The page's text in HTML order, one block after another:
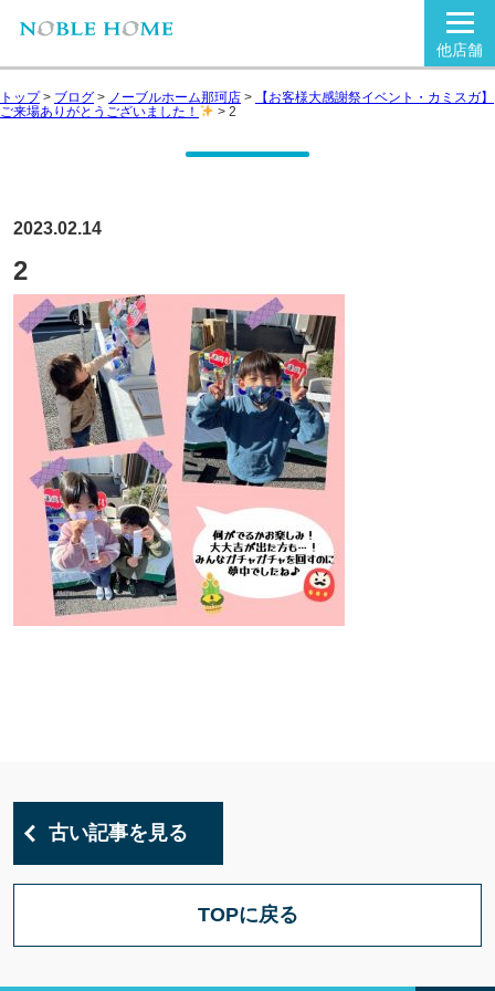
他店舗
トップ> ブログ > ノーブルホーム那珂店 >
【お客様大感謝祭イベント・カミスガ】
ご来場ありがとうございました！
> 2
2023.02.14
2
古い記事を見る
TOPに戻る